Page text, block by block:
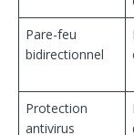
Pare-feu
bidirectionnel
Protection
antivirus